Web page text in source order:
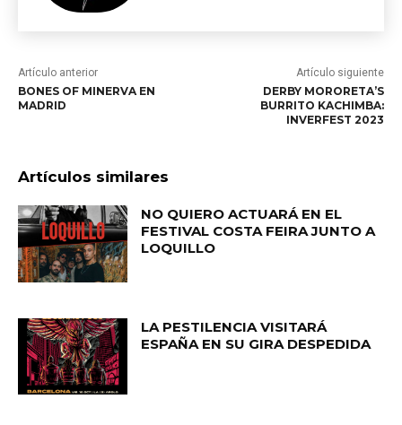
Artículo anterior
BONES OF MINERVA EN
MADRID
Artículo siguiente
DERBY MORORETA’S
BURRITO KACHIMBA:
INVERFEST 2023
Artículos similares
NO QUIERO ACTUARÁ EN EL
FESTIVAL COSTA FEIRA JUNTO A
LOQUILLO
LA PESTILENCIA VISITARÁ
ESPAÑA EN SU GIRA DESPEDIDA